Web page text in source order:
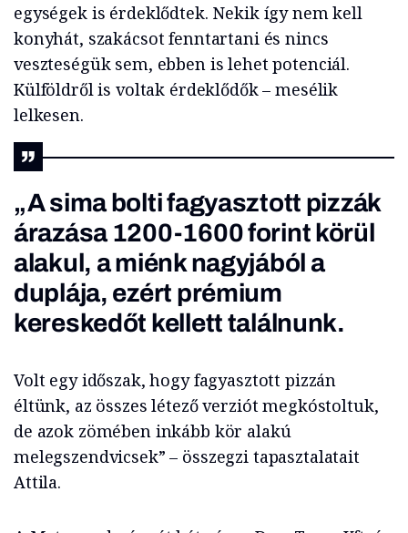
egységek is érdeklődtek. Nekik így nem kell
konyhát, szakácsot fenntartani és nincs
veszteségük sem, ebben is lehet potenciál.
Külföldről is voltak érdeklődők – mesélik
lelkesen.
„A sima bolti fagyasztott pizzák
árazása 1200-1600 forint körül
alakul, a miénk nagyjából a
duplája, ezért prémium
kereskedőt kellett találnunk.
Volt egy időszak, hogy fagyasztott pizzán
éltünk, az összes létező verziót megkóstoltuk,
de azok zömében inkább kör alakú
melegszendvicsek” – összegzi tapasztalatait
Attila.